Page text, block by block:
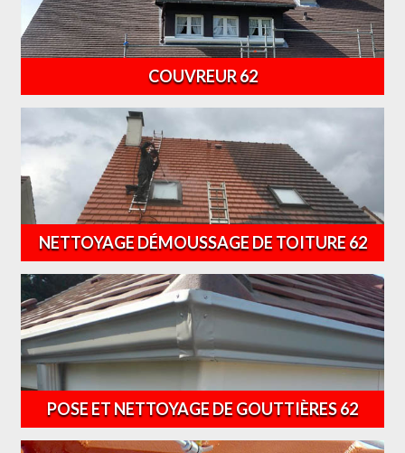
COUVREUR 62
NETTOYAGE DÉMOUSSAGE DE TOITURE 62
POSE ET NETTOYAGE DE GOUTTIÈRES 62